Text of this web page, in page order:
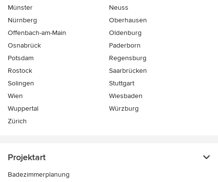
Münster
Neuss
Nürnberg
Oberhausen
Offenbach-am-Main
Oldenburg
Osnabrück
Paderborn
Potsdam
Regensburg
Rostock
Saarbrücken
Solingen
Stuttgart
Wien
Wiesbaden
Wuppertal
Würzburg
Zürich
Projektart
Badezimmerplanung